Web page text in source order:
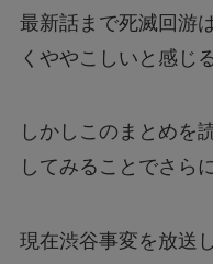
最新話まで死滅回游
くややこしいと感じ
しかしこのまとめを
してみることでさら
現在渋谷事変を放送